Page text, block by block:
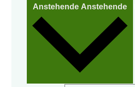
Anstehende Anstehende